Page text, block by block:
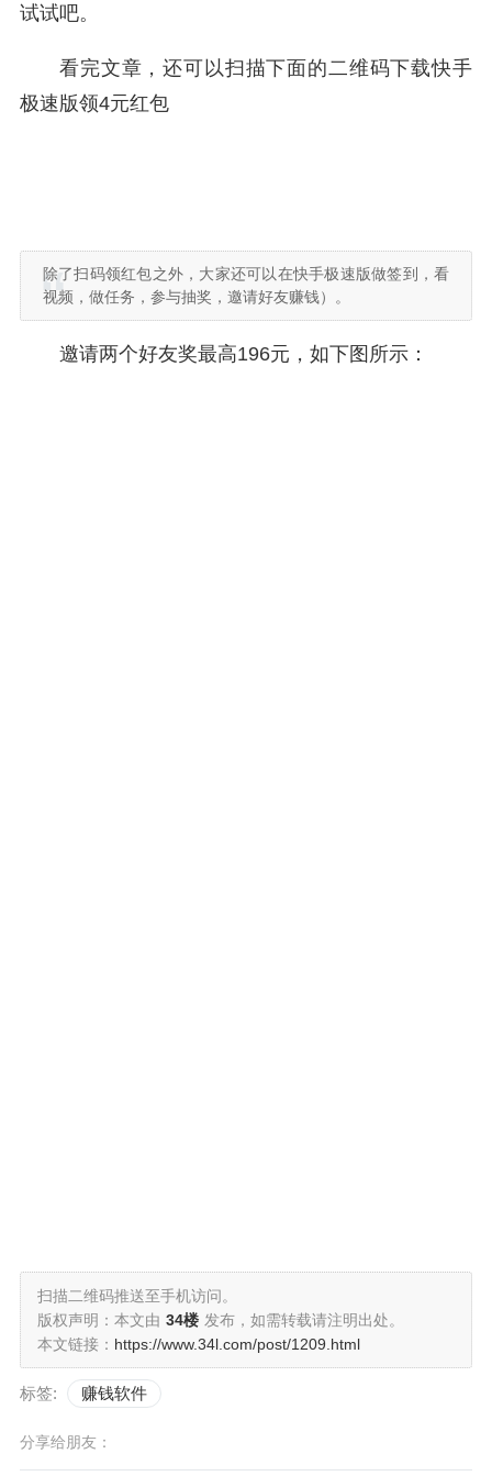
试试吧。
看完文章，还可以扫描下面的二维码下载快手
极速版领4元红包
除了扫码领红包之外，大家还可以在快手极速版做签到，看
视频，做任务，参与抽奖，邀请好友赚钱）。
邀请两个好友奖最高196元，如下图所示：
扫描二维码推送至手机访问。
版权声明：本文由 34楼 发布，如需转载请注明出处。
本文链接： https://www.34l.com/post/1209.html
标签: 赚钱软件
分享给朋友：